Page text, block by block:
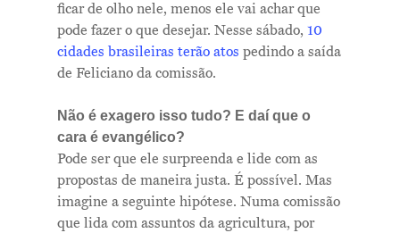
ficar de olho nele, menos ele vai achar que
pode fazer o que desejar. Nesse sábado, 10
cidades brasileiras terão atos pedindo a saída
de Feliciano da comissão.
Não é exagero isso tudo? E daí que o
cara é evangélico?
Pode ser que ele surpreenda e lide com as
propostas de maneira justa. É possível. Mas
imagine a seguinte hipótese. Numa comissão
que lida com assuntos da agricultura, por
Notícias
Newsletter